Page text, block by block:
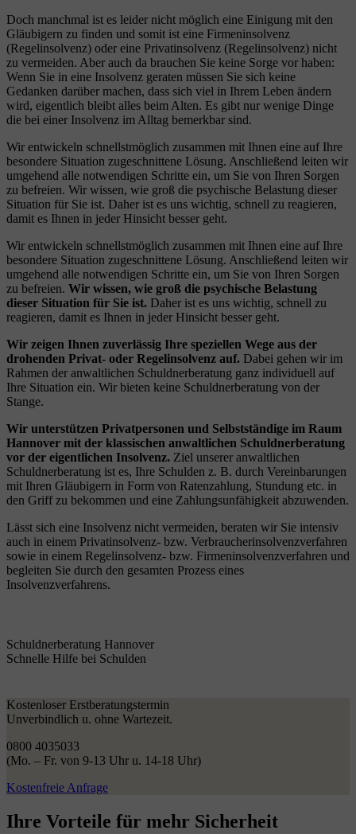
Doch manchmal ist es leider nicht möglich eine Einigung mit den
Gläubigern zu finden und somit ist eine Firmeninsolvenz
(Regelinsolvenz) oder eine Privatinsolvenz (Regelinsolvenz) nicht
zu vermeiden. Aber auch da brauchen Sie keine Sorge vor haben:
Wenn Sie in eine Insolvenz geraten müssen Sie sich keine
Gedanken darüber machen, dass sich viel in Ihrem Leben ändern
wird, eigentlich bleibt alles beim Alten. Es gibt nur wenige Dinge
die bei einer Insolvenz im Alltag bemerkbar sind.
Wir entwickeln schnellstmöglich zusammen mit Ihnen eine auf Ihre
besondere Situation zugeschnittene Lösung. Anschließend leiten wir
umgehend alle notwendigen Schritte ein, um Sie von Ihren Sorgen
zu befreien. Wir wissen, wie groß die psychische Belastung dieser
Situation für Sie ist. Daher ist es uns wichtig, schnell zu reagieren,
damit es Ihnen in jeder Hinsicht besser geht.
Wir entwickeln schnellstmöglich zusammen mit Ihnen eine auf Ihre
besondere Situation zugeschnittene Lösung. Anschließend leiten wir
umgehend alle notwendigen Schritte ein, um Sie von Ihren Sorgen
zu befreien. Wir wissen, wie groß die psychische Belastung
dieser Situation für Sie ist. Daher ist es uns wichtig, schnell zu
reagieren, damit es Ihnen in jeder Hinsicht besser geht.
Wir zeigen Ihnen zuverlässig Ihre speziellen Wege aus der
drohenden Privat- oder Regelinsolvenz auf. Dabei gehen wir im
Rahmen der anwaltlichen Schuldnerberatung ganz individuell auf
Ihre Situation ein. Wir bieten keine Schuldnerberatung von der
Stange.
Wir unterstützen Privatpersonen und Selbstständige im Raum
Hannover mit der klassischen anwaltlichen Schuldnerberatung
vor der eigentlichen Insolvenz. Ziel unserer anwaltlichen
Schuldnerberatung ist es, Ihre Schulden z. B. durch Vereinbarungen
mit Ihren Gläubigern in Form von Ratenzahlung, Stundung etc. in
den Griff zu bekommen und eine Zahlungsunfähigkeit abzuwenden.
Lässt sich eine Insolvenz nicht vermeiden, beraten wir Sie intensiv
auch in einem Privatinsolvenz- bzw. Verbraucherinsolvenzverfahren
sowie in einem Regelinsolvenz- bzw. Firmeninsolvenzverfahren und
begleiten Sie durch den gesamten Prozess eines
Insolvenzverfahrens.
Schuldnerberatung Hannover
Schnelle Hilfe bei Schulden
Kostenloser Erstberatungstermin
Unverbindlich u. ohne Wartezeit.
0800 4035033
(Mo. – Fr. von 9-13 Uhr u. 14-18 Uhr)
Kostenfreie Anfrage
Ihre Vorteile für mehr Sicherheit